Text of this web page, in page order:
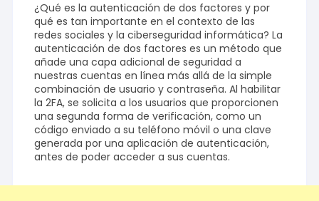
¿Qué es la autenticación de dos factores y por
qué es tan importante en el contexto de las
redes sociales y la ciberseguridad informática? La
autenticación de dos factores es un método que
añade una capa adicional de seguridad a
nuestras cuentas en línea más allá de la simple
combinación de usuario y contraseña. Al habilitar
la 2FA, se solicita a los usuarios que proporcionen
una segunda forma de verificación, como un
código enviado a su teléfono móvil o una clave
generada por una aplicación de autenticación,
antes de poder acceder a sus cuentas.